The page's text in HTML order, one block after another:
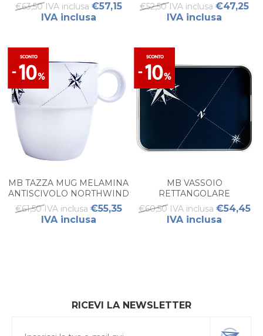
€63,50 IVA inclusa €57,15
IVA inclusa
€52,50 IVA inclusa €47,25
IVA inclusa
MB TAZZA MUG MELAMINA
ANTISCIVOLO NORTHWIND
(6PZ)
€61,50 IVA inclusa €55,35
IVA inclusa
MB VASSOIO
RETTANGOLARE
NORTHWIND
€60,50 IVA inclusa €54,45
IVA inclusa
RICEVI LA NEWSLETTER